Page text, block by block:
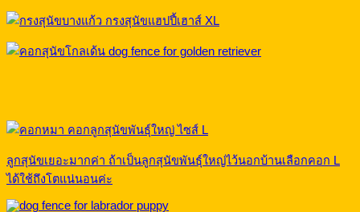
ลูกสุนัขเยอะมากค่า ถ้าเป็นลูกสุนัขพันธุ์ใหญ่ไว้นอกบ้านเลือกคอก L
ได้ใช้ถึงโตแน่นอนค่ะ